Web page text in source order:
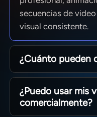
secuencias de
visual consistente.
¿Cuánto pueden
Desde clips rápidos
episodios
está optimizado
¿Puedo usar mis
comercialmente?